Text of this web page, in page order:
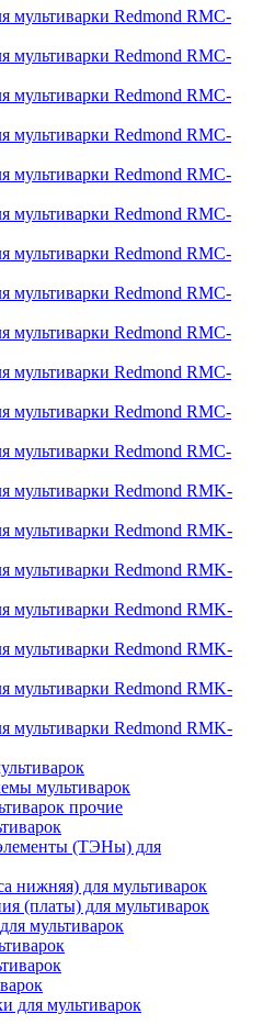
мультиварки Redmond RMC-
мультиварки Redmond RMC-
мультиварки Redmond RMC-
мультиварки Redmond RMC-
мультиварки Redmond RMC-
мультиварки Redmond RMC-
мультиварки Redmond RMC-
мультиварки Redmond RMC-
мультиварки Redmond RMC-
мультиварки Redmond RMC-
мультиварки Redmond RMC-
мультиварки Redmond RMC-
мультиварки Redmond RMK-
мультиварки Redmond RMK-
мультиварки Redmond RMK-
мультиварки Redmond RMK-
мультиварки Redmond RMK-
мультиварки Redmond RMK-
мультиварки Redmond RMK-
мультиварок
прочие
(ТЭНы) для
нижняя) для мультиварок
(платы) для мультиварок
мультиварок
для мультиварок